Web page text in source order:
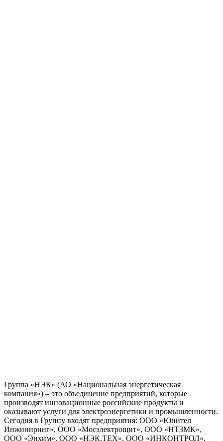
Группа «НЭК» (АО «Национальная энергетическая
компания») – это объединение предприятий, которые
производят инновационные российские продукты и
оказывают услуги для электроэнергетики и промышленности.
Сегодня в Группу входят предприятия: ООО «Юнител
Инжиниринг», ООО «Мосэлектрощит», ООО «НТЗМК»,
ООО «Энхим», ООО «НЭК.ТЕХ», ООО «ИНКОНТРОЛ»,